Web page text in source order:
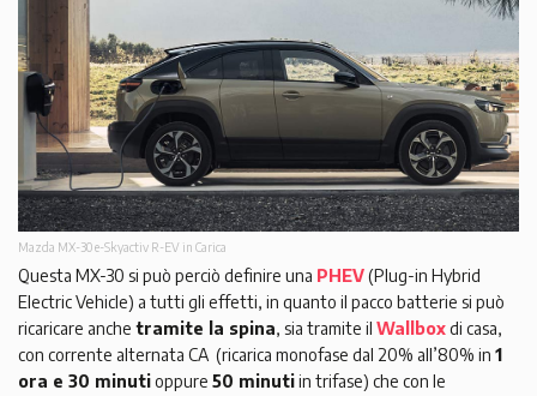
Mazda MX-30 e-Skyactiv R-EV in Carica
Questa MX-30 si può perciò definire una PHEV(Plug-in Hybrid
Electric Vehicle) a tutti gli effetti, in quanto il pacco batterie si può
ricaricare anche tramite la spina, sia tramite il Wallboxdi casa,
con corrente alternata CA (ricarica monofase dal 20% all’80% in 1
ora e 30 minutioppure 50 minutiin trifase) che con le